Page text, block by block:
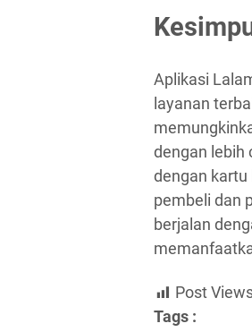
Aplikasi
layanan
dengan lebih
dengan
pembeli dan
berjalan
Post
Tags :